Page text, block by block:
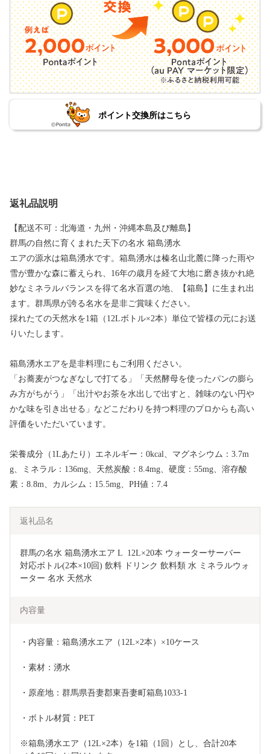
ポイント交換所はこちら
返礼品説明
【配送不可：北海道・九州・沖縄本島及び離島】
群馬の自然に育くまれた天下の名水 箱島湧水
エアの源水は箱島湧水です。箱島湧水は榛名山北麓に降った雨や
雪が豊かな森に蓄えられ、16年の歳月を経て大地に磨き抜かれ絶
妙なミネラルバランスを得て名水百選の地、【箱島】に生まれ出
ます。群馬県が誇る名水を是非ご賞味ください。
採れたての天然水を1箱（12Lボトル×2本）単位で皆様の元にお送
りいたします。
箱島湧水エアを是非料理にもご利用ください。
「お蕎麦がつなぎなしで打てる」「天然酵母を使ったパンの膨ら
み方がちがう」「出汁やお茶を水出しで出すと、雑味のない円や
かな味を引き出せる」などこだわりを持つ料理のプロからも高い
評価をいただいています。
栄養成分（1Lあたり）エネルギー：0kcal、マグネシウム：3.7m
g、ミネラル：136mg、天然炭酸：8.4mg、硬度：55mg、溶存酸
素：8.8m、カルシム：15.5mg、PH値：7.4
返礼品名
群馬の名水 箱島湧水エア L  12L×20本 ウォーターサーバー
対応ボトル(2本×10回) 飲料 ドリンク 飲料類 水 ミネラルウォ
ーター 名水 天然水
内容量
・内容量：箱島湧水エア（12L×2本）×10ケース
・素材：湧水
・原産地：群馬県吾妻郡東吾妻町箱島1033-1
・ボトル材質：PET
※箱島湧水エア（12L×2本）を1箱（1回）とし、合計20本